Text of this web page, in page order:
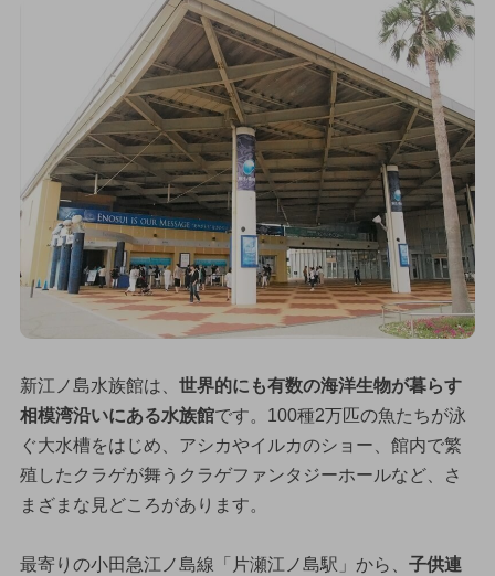
新江ノ島水族館は、 世界的にも有数の海洋生物が暮らす
相模湾沿いにある水族館です。100種2万匹の魚たちが泳
ぐ大水槽をはじめ、アシカやイルカのショー、館内で繁
殖したクラゲが舞うクラゲファンタジーホールなど、さ
まざまな見どころがあります。
最寄りの小田急江ノ島線「片瀬江ノ島駅」から、 子供連